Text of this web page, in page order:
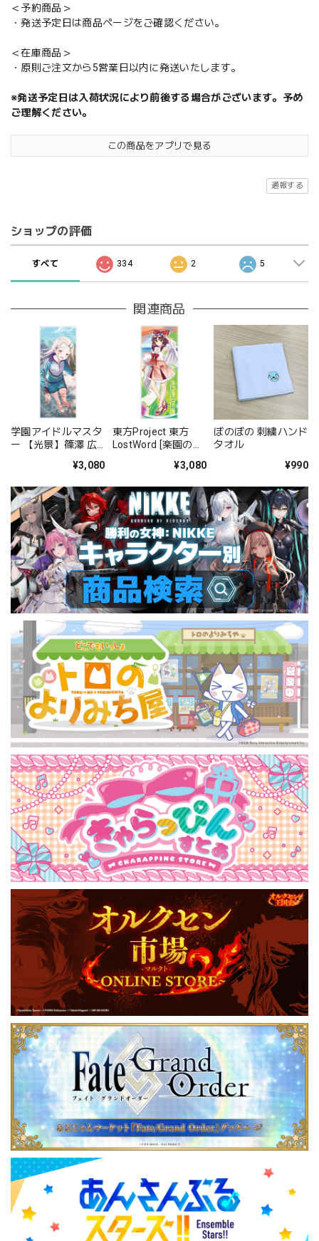
＜予約商品＞
・発送予定日は商品ページをご確認ください。
＜在庫商品＞
・原則ご注文から5営業日以内に発送いたします。
※発送予定日は入荷状況により前後する場合がございます。予め
ご理解ください。
この商品をアプリで見る
通報する
ショップの評価
すべて 334 2 5
関連商品
学園アイドルマスタ
ー 【光景】篠澤 広
¥3,080
東方Project 東方
LostWord [楽園の有
ハイブリッドフェイ
¥3,080
ぼのぼの 刺繍ハンド
タオル
¥990